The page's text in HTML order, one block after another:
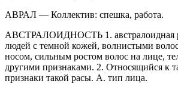
АВРАЛ — Коллектив: спешка, работа.
АВСТРАЛОИДНОСТЬ 1. австралоидная
людей с темной кожей, волнистыми
носом, сильным ростом волос на лице,
другими признаками. 2. Относящийся к
признаки такой расы. А. тип лица.